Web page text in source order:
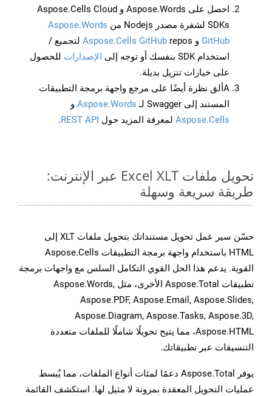
احصل على Aspose.Words و Aspose.Cells Cloud
SDKs لشفرة مصدر Nodejs من
Aspose.Words
GitHub و Aspose.Cells GitHub repos لتجميع /
استخدام SDK بنفسك أو توجه إلى
الإصدارات للحصول
على خيارات تنزيل بديلة.
Aألق نظرة أيضًا على مرجع واجهة برمجة التطبيقات
المستند إلى Swagger لـ
Aspose.Words و
Aspose.Cells لمعرفة المزيد حول REST API
.
تحويل ملفات Excel XLT عبر الإنترنت:
طريقة سريعة وسهلة
حسّن سير عمل تحويل مستنداتك بتحويل ملفات XLT إلى
HTML باستخدام واجهة برمجة التطبيقات Aspose.Cells
القوية. يدعم هذا الحل القوي التكامل السلس مع واجهات برمجة
تطبيقات Aspose.Total الأخرى، مثل Aspose.Words,
Aspose.PDF, Aspose.Email, Aspose.Slides,
Aspose.Diagram, Aspose.Tasks, Aspose.3D,
Aspose.HTML، مما يتيح تحويلًا شاملًا للملفات متعددة
التنسيقات عبر تطبيقاتك.
يوفر Aspose.Total دعمًا لمئات أنواع الملفات، مما يُبسط
عمليات التحويل المعقدة بمرونة لا مثيل لها. استكشف القائمة